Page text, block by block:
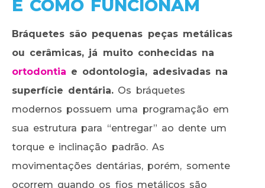
E COMO FUNCIONAM
Bráquetes são pequenas peças metálicas
ou cerâmicas, já muito conhecidas na
ortodontia e odontologia, adesivadas na
superfície dentária. Os bráquetes
modernos possuem uma programação em
sua estrutura para “entregar” ao dente um
torque e inclinação padrão. As
movimentações dentárias, porém, somente
ocorrem quando os fios metálicos são